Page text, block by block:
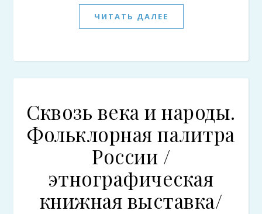
ЧИТАТЬ ДАЛЕЕ
Сквозь века и народы.
Фольклорная палитра
России /
этнографическая
книжная выставка/